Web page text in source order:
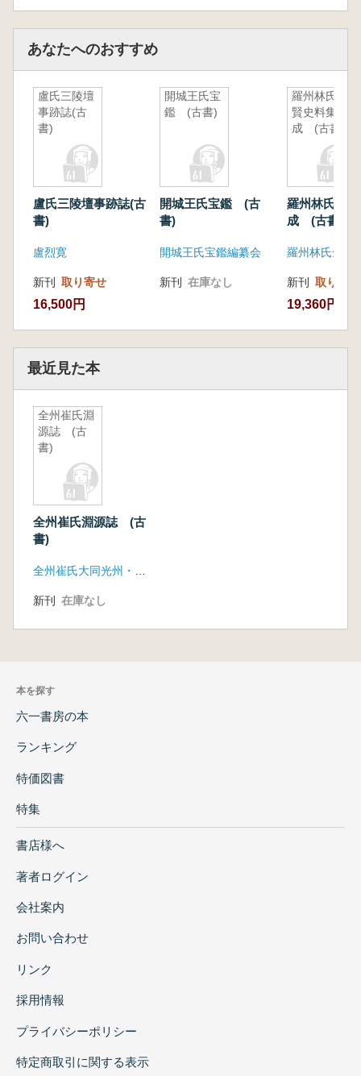
あなたへのおすすめ
盧氏三陵壇
事跡誌(古
書)
盧氏三陵壇事跡誌(古
書)
盧烈寛
新刊 取り寄せ
16,500円
開城王氏宝
鑑 (古書)
開城王氏宝鑑 (古
書)
開城王氏宝鑑編纂会
新刊 在庫なし
羅州林氏先
賢史料集
成 (古書)
羅州林氏先
成 (古書)
羅州林氏全国
新刊 取り寄せ
19,360円
最近見た本
全州崔氏淵
源誌 (古
書)
全州崔氏淵源誌 (古
書)
全州崔氏大同光州・全南花樹会
新刊 在庫なし
本を探す
六一書房の本
ランキング
特価図書
特集
書店様へ
著者ログイン
会社案内
お問い合わせ
リンク
採用情報
プライバシーポリシー
特定商取引に関する表示